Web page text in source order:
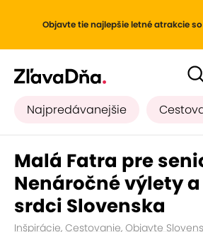
Objavte tie najlepšie letné atrakcie
Najpredávanejšie
Malá Fatra pre
Nenáročné výlety
srdci Slovenska
Inšpirácie, Cestovanie, Objavte